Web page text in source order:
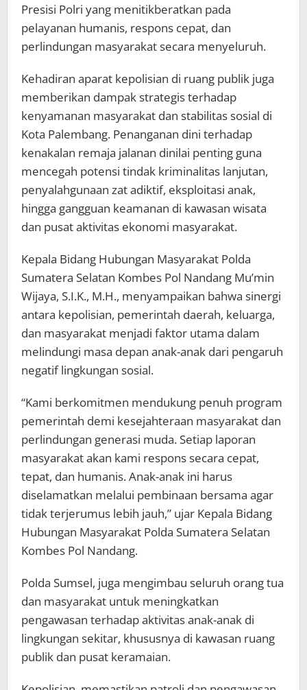
Presisi Polri yang menitikberatkan pada
pelayanan humanis, respons cepat, dan
perlindungan masyarakat secara menyeluruh.
Kehadiran aparat kepolisian di ruang publik juga
memberikan dampak strategis terhadap
kenyamanan masyarakat dan stabilitas sosial di
Kota Palembang. Penanganan dini terhadap
kenakalan remaja jalanan dinilai penting guna
mencegah potensi tindak kriminalitas lanjutan,
penyalahgunaan zat adiktif, eksploitasi anak,
hingga gangguan keamanan di kawasan wisata
dan pusat aktivitas ekonomi masyarakat.
Kepala Bidang Hubungan Masyarakat Polda
Sumatera Selatan Kombes Pol Nandang Mu’min
Wijaya, S.I.K., M.H., menyampaikan bahwa sinergi
antara kepolisian, pemerintah daerah, keluarga,
dan masyarakat menjadi faktor utama dalam
melindungi masa depan anak-anak dari pengaruh
negatif lingkungan sosial.
“Kami berkomitmen mendukung penuh program
pemerintah demi kesejahteraan masyarakat dan
perlindungan generasi muda. Setiap laporan
masyarakat akan kami respons secara cepat,
tepat, dan humanis. Anak-anak ini harus
diselamatkan melalui pembinaan bersama agar
tidak terjerumus lebih jauh,” ujar Kepala Bidang
Hubungan Masyarakat Polda Sumatera Selatan
Kombes Pol Nandang.
Polda Sumsel, juga mengimbau seluruh orang tua
dan masyarakat untuk meningkatkan
pengawasan terhadap aktivitas anak-anak di
lingkungan sekitar, khususnya di kawasan ruang
publik dan pusat keramaian.